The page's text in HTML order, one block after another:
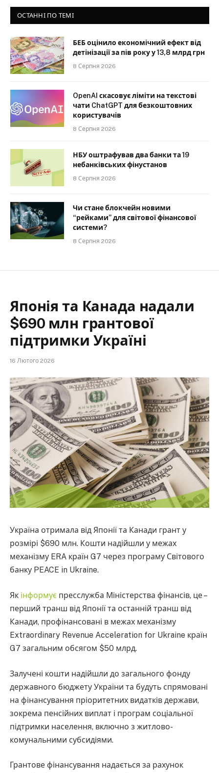
ОСТАННІ ПО ТЕМІ
БЕБ оцінило економічний ефект від
детінізації за пів року у 13,8 млрд грн
8 Серпня 2026
OpenAI скасовує ліміти на текстові
чати ChatGPT для безкоштовних
користувачів
8 Серпня 2026
НБУ оштрафував два банки та 19
небанківських фінустанов
8 Серпня 2026
Чи стане блокчейн новими
“рейками” для світової фінансової
системи?
8 Серпня 2026
Японія та Канада надали
$690 млн грантової
підтримки Україні
16 Лютого 2026
Україна отримала від Японії та Канади грант у
розмірі $690 млн. Кошти надійшли у межах
механізму ERA країн G7 через програму Світового
банку PEACE in Ukraine.
Як інформує пресслужба Міністерства фінансів, це –
перший транш від Японії та останній транш від
Канади, профінансовані в межах механізму
Extraordinary Revenue Acceleration for Ukraine країн
G7 загальним обсягом $50 млрд.
Залучені кошти надійшли до загального фонду
державного бюджету України та будуть спрямовані
на фінансування пріоритетних видатків держави,
зокрема пенсійних виплат і програм соціальної
підтримки населення, включно з житлово-
комунальними субсидіями.
Грантове фінансування надається за рахунок